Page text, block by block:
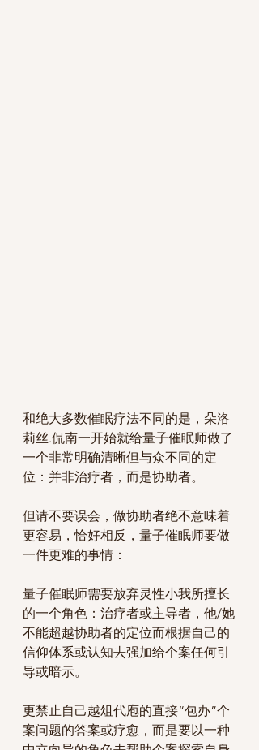
和绝大多数催眠疗法不同的是，朵洛
莉丝.侃南一开始就给量子催眠师做了
一个非常明确清晰但与众不同的定
位：并非治疗者，而是协助者。
但请不要误会，做协助者绝不意味着
更容易，恰好相反，量子催眠师要做
一件更难的事情：
量子催眠师需要放弃灵性小我所擅长
的一个角色：治疗者或主导者，他/她
不能超越协助者的定位而根据自己的
信仰体系或认知去强加给个案任何引
导或暗示。
更禁止自己越俎代庖的直接“包办”个
案问题的答案或疗愈，而是要以一种